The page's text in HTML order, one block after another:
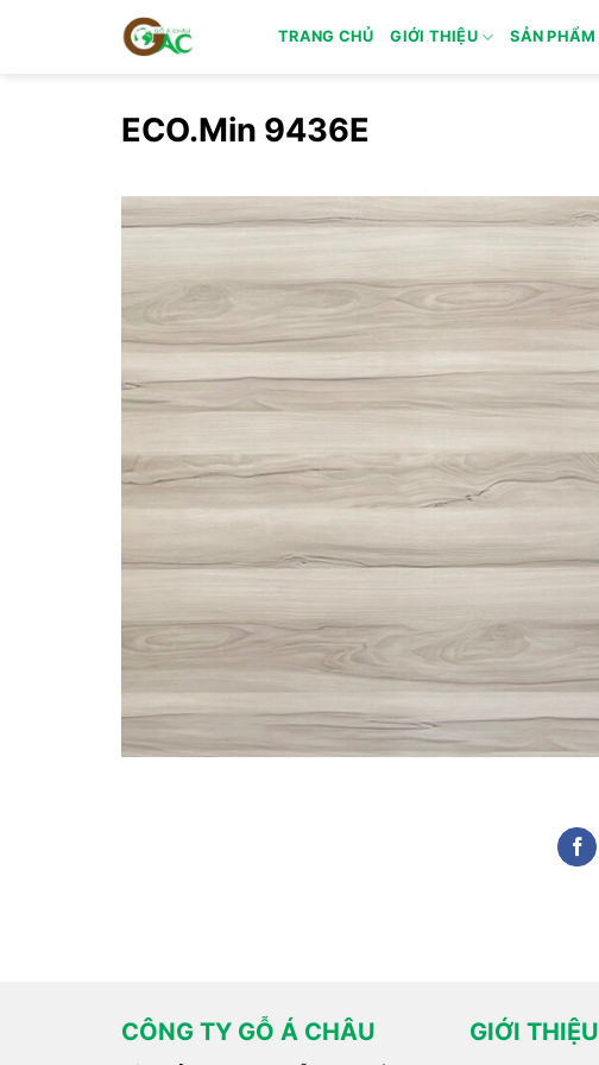
TRANG CHỦ GIỚI THIỆU SẢN PHẨM
ECO.Min 9436E
CÔNG TY GỖ Á CHÂU GIỚI THIỆU